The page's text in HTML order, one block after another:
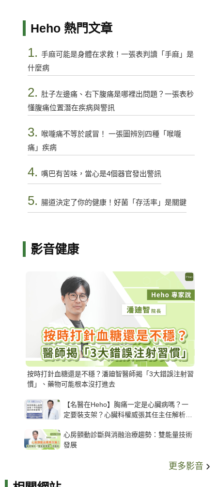
Heho 熱門文章
1. 手麻可能是身體在求救！一張表判讀「手麻」是
什麼病
2. 肚子左邊痛、右下腹痛是哪裡出問題？一張表秒
懂腹痛位置潛在疾病與警訊
3.
喉嚨痛不等於感冒！ 一張圖辨別四種「喉嚨
痛」疾病
4. 嘴巴有苦味，當心是4個器官發出警訊
5. 腸道決定了你的健康！好菌「存活率」是關鍵
影音健康
按時打針血糖還是不穩？潘廸智醫師揭「3大錯誤注射習
慣」、藥物可能根本沒打進去
【名醫在Heho】胸痛一定是心臟病嗎？一
定要裝支架？心臟科權威張其任主任解析支
心房顫動診斷與消融治療趨勢：雙能量技術
發展
更多影音